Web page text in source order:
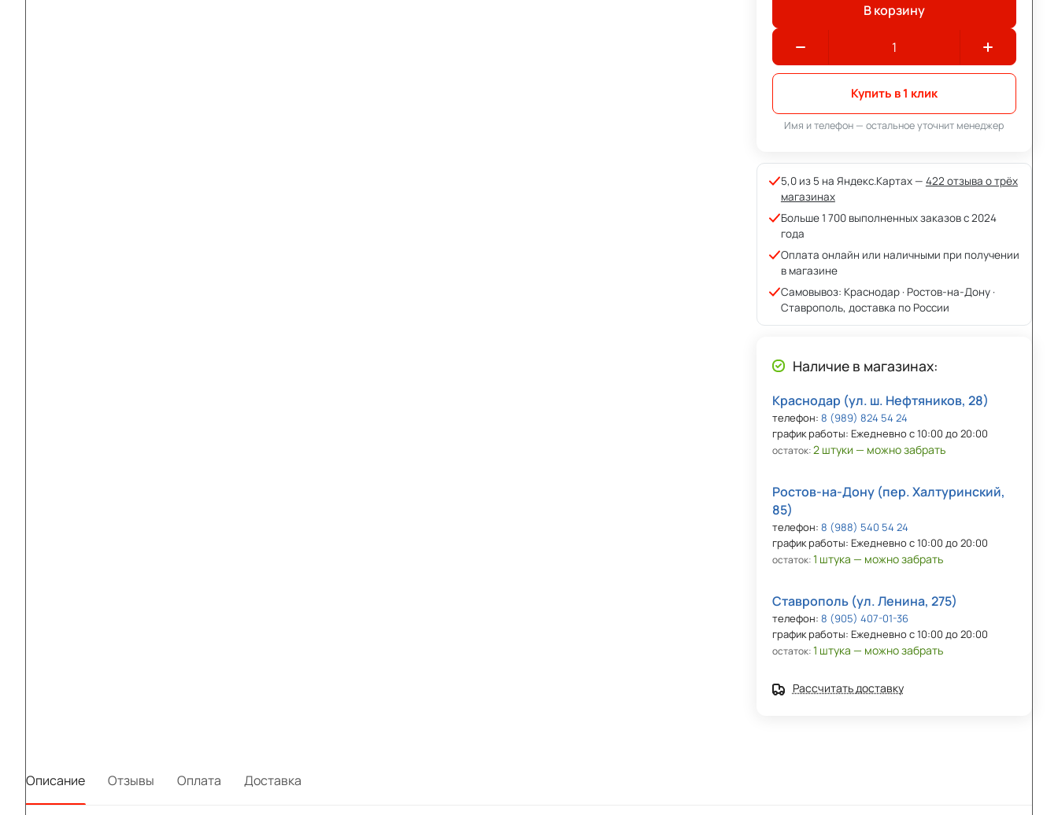
В корзину
Купить в 1 клик
Имя и телефон — остальное уточнит менеджер
5,0 из 5 на Яндекс.Картах — 422 отзыва о трёх
магазинах
Больше 1 700 выполненных заказов с 2024
года
Оплата онлайн или наличными при получении
в магазине
Самовывоз: Краснодар · Ростов-на-Дону ·
Ставрополь, доставка по России
Наличие в магазинах:
Краснодар (ул. ш. Нефтяников, 28)
телефон: 8 (989) 824 54 24
график работы: Ежедневно с 10:00 до 20:00
остаток:2 штуки — можно забрать
Ростов-на-Дону (пер. Халтуринский,
85)
телефон: 8 (988) 540 54 24
график работы: Ежедневно с 10:00 до 20:00
остаток:1 штука — можно забрать
Ставрополь (ул. Ленина, 275)
телефон: 8 (905) 407-01-36
график работы: Ежедневно с 10:00 до 20:00
остаток:1 штука — можно забрать
Рассчитать доставку
Описание Отзывы Оплата Доставка